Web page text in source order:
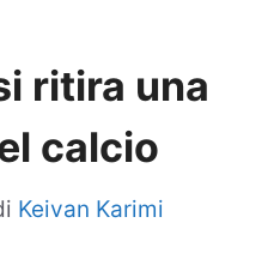
ritira una
calcio
Keivan Karimi